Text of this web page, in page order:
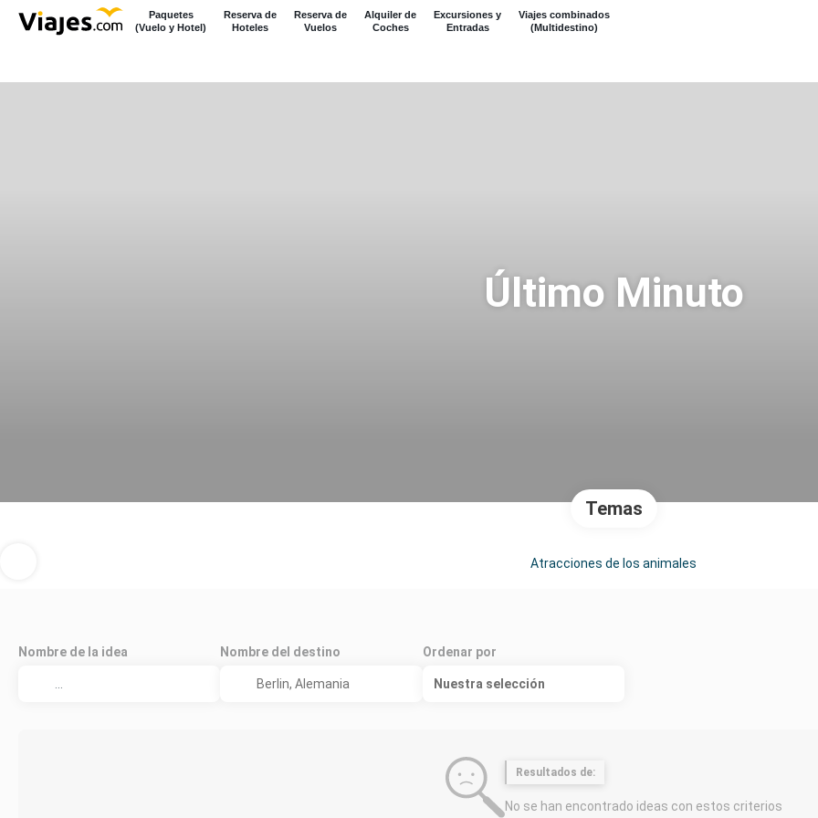
Paquetes
(Vuelo y Hotel)
Reserva de
Hoteles
Reserva de
Vuelos
Alquiler de
Coches
Excursiones y
Entradas
Viajes combinados
(Multidestino)
Último Minuto
Temas
Atracciones de los animales
Nombre de la idea Nombre del destino Ordenar por
Nuestra selección
Resultados de:
No se han encontrado ideas con estos criterios